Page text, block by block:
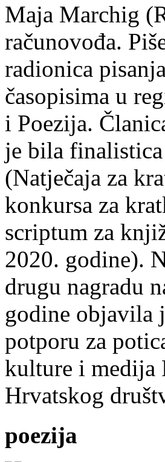
Maja Marchig
računovođa.
radionica
časopisima u
i Poezija.
je bila
(Natječaja za
konkursa za
scriptum za
2020. godine).
drugu nagradu
godine objavila
potporu za
kulture i medija
Hrvatskog
poezija